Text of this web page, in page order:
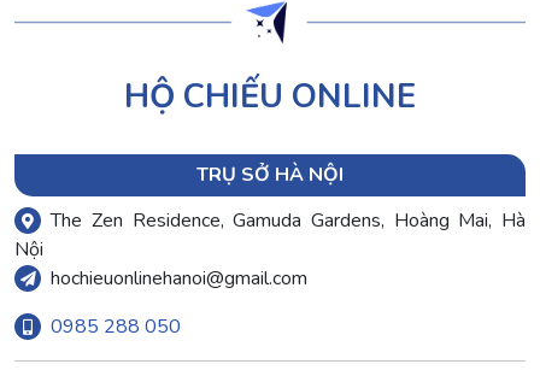
HỘ CHIẾU ONLINE
TRỤ SỞ HÀ NỘI
The Zen Residence, Gamuda Gardens, Hoàng Mai, Hà
Nội
hochieuonlinehanoi@gmail.com
0985 288 050